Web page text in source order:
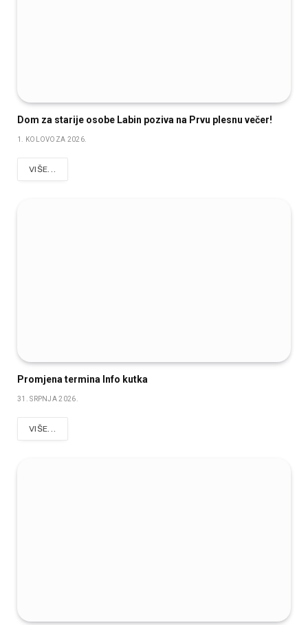
Dom za starije osobe Labin poziva na Prvu plesnu večer!
1. KOLOVOZA 2026.
VIŠE...
Promjena termina Info kutka
31. SRPNJA 2026.
VIŠE...